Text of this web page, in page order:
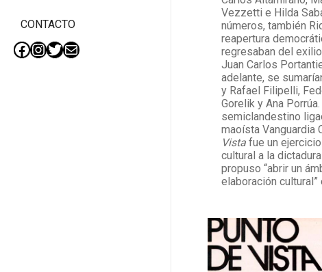
CONTACTO
Facebook
Instagram
Twitter
Mail
Vezzetti e Hilda
números, también
reapertura
regresaban del
Juan Carlos
adelante, se
y Rafael Filipelli,
Gorelik y Ana
semiclandestino
maoísta Vanguardia
Vista fue un
cultural a la
propuso “abrir un
elaboración